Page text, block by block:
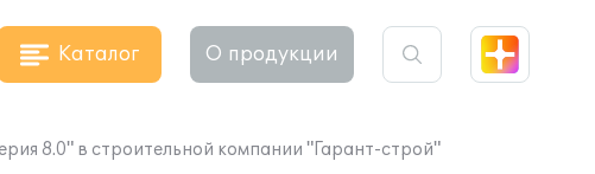
Каталог О продукции
8.0" в строительной компании "Гарант-строй"